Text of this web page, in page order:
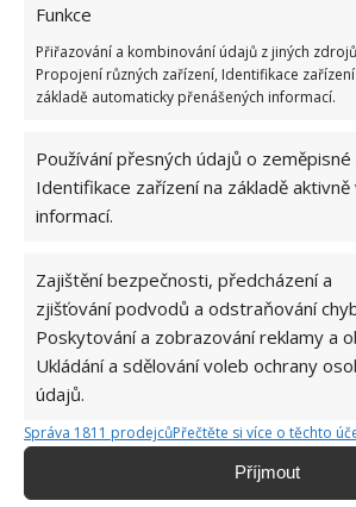
Funkce
Přiřazování a kombinování údajů z jiných
Propojení různých zařízení, Identifikace
základě automaticky přenášených informací.
Používání přesných údajů o
Identifikace zařízení na základě aktivně
informací.
Zajištění bezpečnosti, předcházení a
zjišťování podvodů a odstraňování
Poskytování a zobrazování reklamy a
Ukládání a sdělování voleb ochrany
údajů.
Správa 1811 prodejcůPřečtěte si více o těchto
Příjmout
zajistí bohatou úrodu
plodů. Připravte se na
6.8.2026
O WEBU
Sháníte zajímavé tipy jak vylepšit Váš
aktuální trendy, praktické rady i inspirativní
stránkách internetového magazínu
Nejčastější důvody, proč listy orchidejí